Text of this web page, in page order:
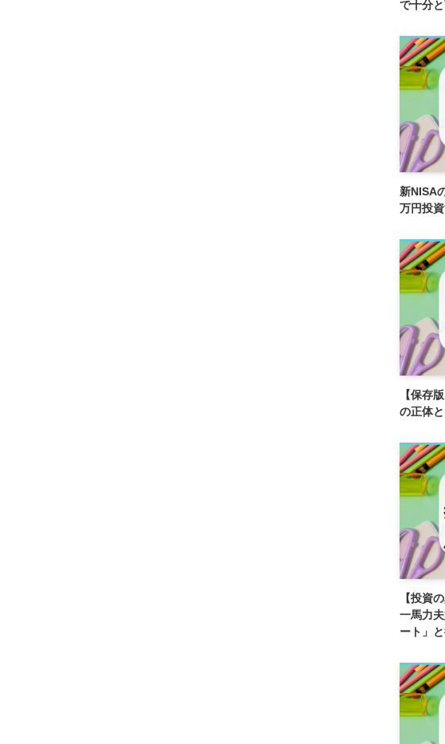
で十分
新NISA
万円投
【保存
の正体
【投資
一馬力
ート」